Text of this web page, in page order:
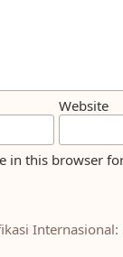
Website
in this browser
Internasional: